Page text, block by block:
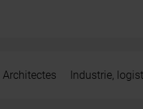
Architectes Industrie,